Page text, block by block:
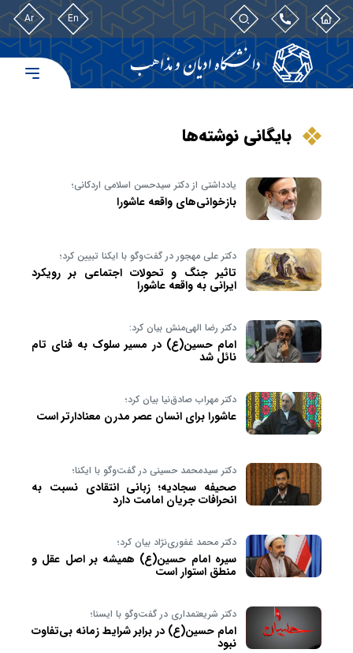
En
Ar
بایگانی نوشته‌ها
یادداشتی از دکتر سیدحسن اسلامی اردکانی؛
بازخوانی‌های واقعه عاشورا
دکتر علی مهجور در گفت‌وگو با ایکنا تبیین کرد؛
تاثیر جنگ و تحولات اجتماعی بر رویکرد
ایرانی به واقعه عاشورا
دکتر رضا الهی‌منش بیان کرد:
امام حسین(ع) در مسیر سلوک به فنای تام
نائل شد
دکتر مهراب صادق‌نیا بیان کرد؛
عاشورا برای انسان عصر مدرن معنادارتر است
دکتر سیدمحمد حسینی در گفت‌و‌گو با ایکنا؛
صحیفه سجادیه؛ زبانی انتقادی نسبت به
انحرافات جریان امامت دارد
دکتر محمد غفوری‌نژاد بیان کرد؛
سیره امام حسین(ع) همیشه بر اصل عقل و
منطق استوار است
دکتر شریعتمداری در گفت‌وگو با ایسنا؛
امام حسین(ع) در برابر شرایط زمانه بی‌تفاوت
نبود